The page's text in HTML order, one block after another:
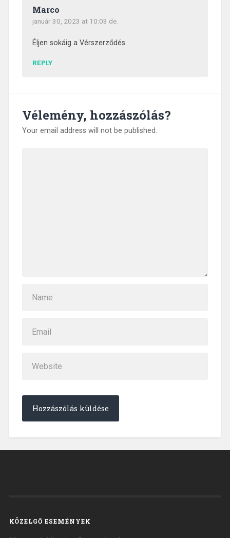
Marco
január 30, 2023 at 10:03 de.
Éljen sokáig a Vérszerződés.
REPLY
Vélemény, hozzászólás?
Your email address will not be published.
KÖZELGŐ ESEMÉNYEK